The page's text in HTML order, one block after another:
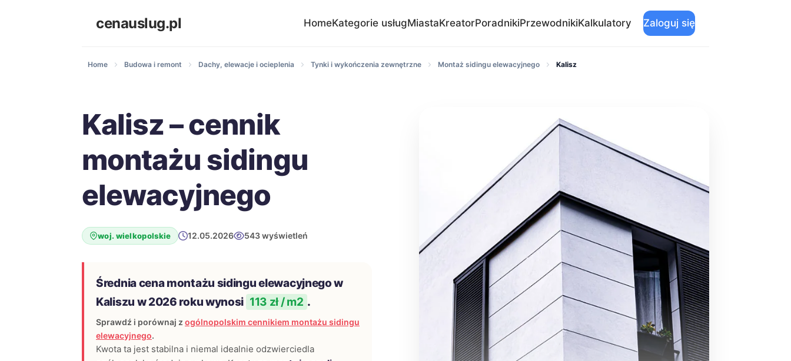
cenauslug.pl HomeKategorie usługMiastaKreatorPoradnikiPrzewodnikiKalkulatory Zaloguj się
Home Budowa i remont Dachy, elewacje i ocieplenia Tynki i wykończenia zewnętrzne Montaż sidingu elewacyjnego Kalisz
Kalisz – cennik
montażu sidingu
elewacyjnego
woj. wielkopolskie 12.05.2026 543 wyświetleń
Średnia cena montażu sidingu elewacyjnego w
Kaliszu w 2026 roku wynosi 113 zł / m2 .
Sprawdź i porównaj z ogólnopolskim cennikiem montażu sidingu
elewacyjnego.
Kwota ta jest stabilna i niemal idealnie odzwierciedla